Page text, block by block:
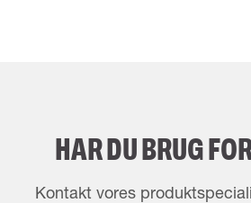
HAR DU BRUG
Kontakt vores